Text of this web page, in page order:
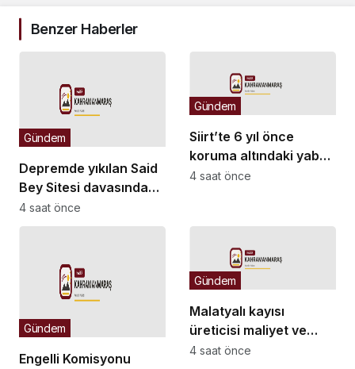
Benzer Haberler
Depremde yıkılan Said
Bey Sitesi davasında
ek bilirkişi raporu: Dava
dışı 6 kişinin daha
Gündem
4 saat önce
Siirt’te 6 yıl önce
koruma altındaki yaban
keçilerini avlayanlara
Gündem
4 saat önce
Engelli Komisyonu
Gündem
Malatyalı kayısı
üreticisi maliyet ve
düşük fiyat kıskacında:
Gündem
4 saat önce